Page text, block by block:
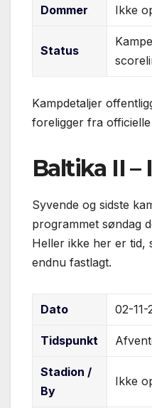
Dommer Ikke
Status
Kampdetaljer
foreligger fra officielle
Baltika II –
Syvende og sidste
programmet søndag
Heller ikke her er tid,
endnu fastlagt.
Dato 02-11-
Tidspunkt
Stadion /
By
Ikke